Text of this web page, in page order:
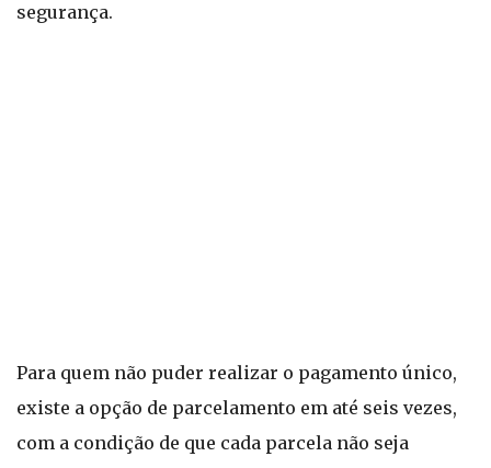
segurança.
Para quem não puder realizar o pagamento único,
existe a opção de parcelamento em até seis vezes,
com a condição de que cada parcela não seja